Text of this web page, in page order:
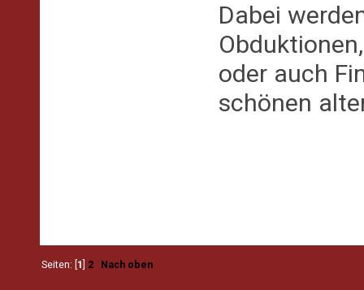
Dabei
oder auch
schönen
Seiten: [ 1 2 Nach oben